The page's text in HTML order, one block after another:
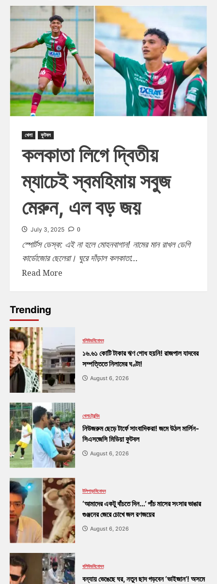
খেলা ফুটবল
কলকাতা লিগে দ্বিতীয়
ম্যাচেই স্বমহিমায় সবুজ
মেরুন, এল বড় জয়
July 3, 2025 0
স্পোর্টস ডেস্ক: এই না হলে মোহনবাগান! নামের মান রাখল ডেগি
কার্ডোজোর ছেলেরা। ঘুরে দাঁড়াল কলকাতা...
Read More
Trending
বলিউডবিনোদন
১৬.৬১ কোটি টাকার ঋণ শোধ হয়নি! রাজপাল যাদবের
সম্পত্তিতে নিলামের ঘণ্টা!
August 6, 2026
খেলাট্রেন্ডিং
নিউজরুম ছেড়ে টার্ফে সাংবাদিকরা! জমে উঠল মার্লিন-
সিএসজেসি মিডিয়া ফুটবল
August 6, 2026
টলিপাড়াবিনোদন
‘আমাদের একটু বাঁচতে দিন…’ পাঁচ মাসের সংসার ভাঙার
গুঞ্জনের জেরে চোখে জল রণজয়ের
August 6, 2026
বলিউডবিনোদন
বন্যায় ভেঙেছে ঘর, নতুন ছাদ গড়বেন ‘ভাইজান’! অসমে